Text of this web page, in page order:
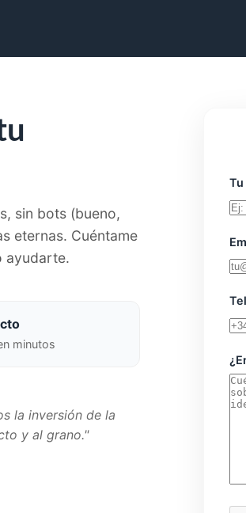
sin bots (bueno,
eternas. Cuéntame
ayudarte.
minutos
la inversión de la
y al grano."